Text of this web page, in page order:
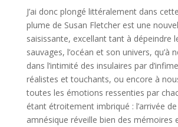
J’ai donc plongé littéralement dans
plume de Susan Fletcher est une
saisissante, excellant tant à dépeindre
sauvages, l’océan et son univers, qu’à
dans l’intimité des insulaires par
réalistes et touchants, ou encore à
toutes les émotions ressenties par
étant étroitement imbriqué : l’arrivée
amnésique réveille bien des mémoires